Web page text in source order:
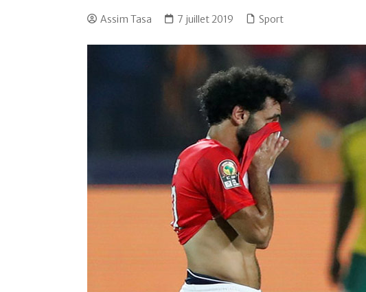
Assim Tasa 7 juillet 2019 Sport